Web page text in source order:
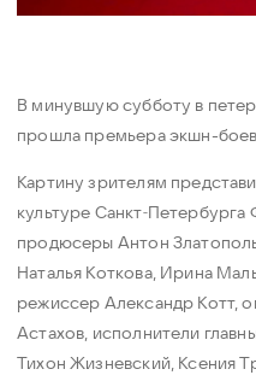
В минувшую субботу в
прошла премьера экшн-
Картину зрителям
культуре
продюсеры Антон
Наталья Коткова, Ирина
режиссер Александр Котт,
Астахов, исполнители
Тихон Жизневский, Ксения